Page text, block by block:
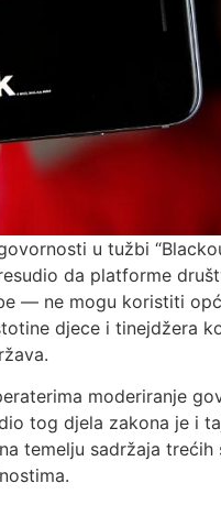
u tužbi
da platforme
— ne mogu koristiti
djece i tinejdžera
moderiranje
tog djela zakona je i
temelju sadržaja trećih